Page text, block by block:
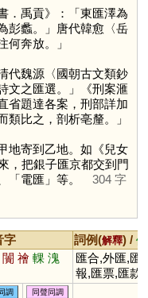
．禹貢》：「東匯澤為
彭蠡。」唐代韓愈〈岳
何奔放。」
代魏源〈國朝古文類鈔
文之匯選。」《刑案滙
省題達各案，刑部詳加
比之，剖析亳釐。」
地寄到乙地。如《兒女
，把銀子匯京都交到門
電匯」等。
304 字
字 詞例(解釋) /
闠 禬 輠 溾
匯合,外匯,匯
報,匯票,匯款,
匯聚,匯流
調 同聲同調